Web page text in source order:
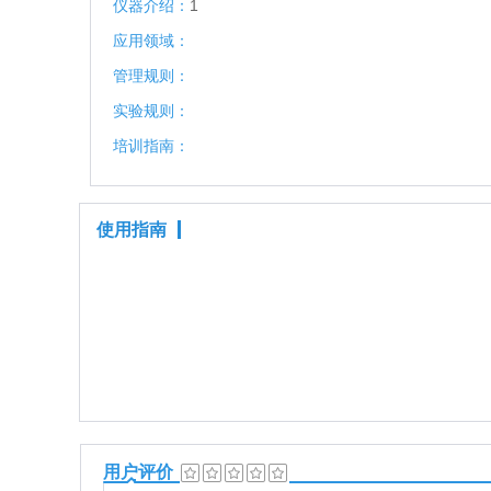
仪器介绍： 1
应用领域：
管理规则：
实验规则：
培训指南：
使用指南
用户评价